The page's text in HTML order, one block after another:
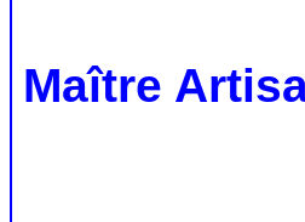
Maître